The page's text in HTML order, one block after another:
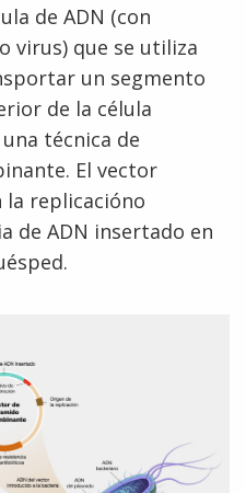
de ADN (con
virus) que se utiliza
un segmento
de la célula
técnica de
El vector
la replicacióno
de ADN insertado en